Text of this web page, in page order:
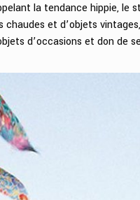
la tendance hippie, le
et d’objets
d’occasions et don de